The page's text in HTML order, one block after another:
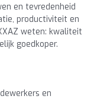
en tevredenheid
productiviteit en
weten: kwaliteit
goedkoper.
en